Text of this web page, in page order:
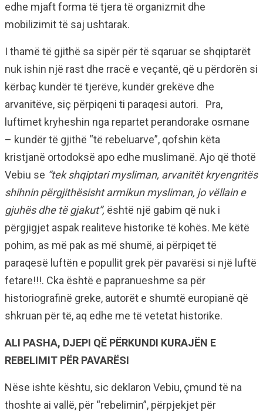
edhe mjaft forma të tjera të organizmit dhe
mobilizimit të saj ushtarak.
I thamë të gjithë sa sipër për të sqaruar se shqiptarët
nuk ishin një rast dhe rracë e veçantë, që u përdorën si
kërbaç kundër të tjerëve, kundër grekëve dhe
arvanitëve, siç përpiqeni ti paraqesi autori. Pra,
luftimet kryheshin nga repartet perandorake osmane
– kundër të gjithë “të rebeluarve”, qofshin këta
kristjanë ortodoksë apo edhe muslimanë. Ajo që thotë
Vebiu se “tek shqiptari mysliman, arvanitët kryengritës
shihnin përgjithësisht armikun mysliman, jo vëllain e
gjuhës dhe të gjakut”, është një gabim që nuk i
përgjigjet aspak realiteve historike të kohës. Me këtë
pohim, as më pak as më shumë, ai përpiqet të
paraqesë luftën e popullit grek për pavarësi si një luftë
fetare!!!. Cka është e papranueshme sa për
historiografinë greke, autorët e shumtë europianë që
shkruan për të, aq edhe me të vetetat historike.
ALI PASHA, DJEPI QË PËRKUNDI KURAJËN E
REBELIMIT PËR PAVARËSI
Nëse ishte kështu, sic deklaron Vebiu, çmund të na
thoshte ai vallë, për “rebelimin”, përpjekjet për